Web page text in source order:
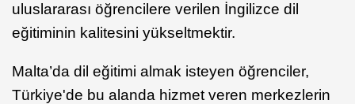
uluslararası öğrencilere verilen İngilizce dil
eğitiminin kalitesini yükseltmektir.
Malta’da dil eğitimi almak isteyen öğrenciler,
Türkiye'de bu alanda hizmet veren merkezlerin